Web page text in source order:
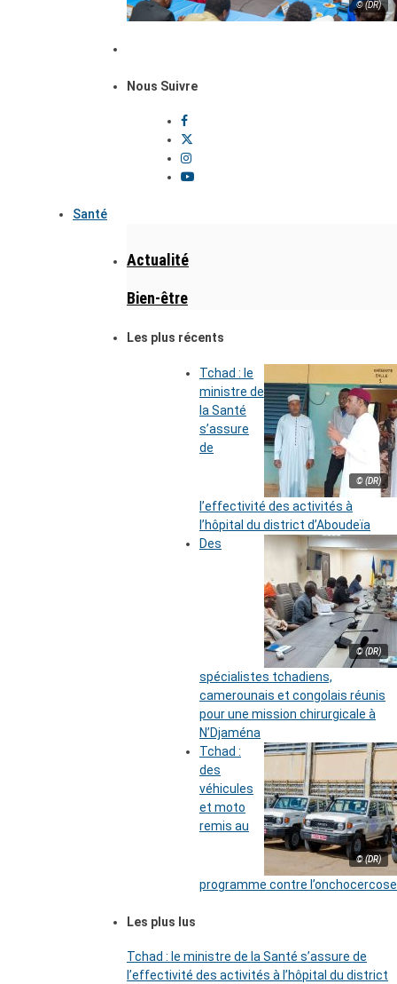
© (DR)
Nous Suivre
Santé
Actualité
Bien-être
Les plus récents
© (DR)
Tchad : le
ministre de
la Santé
s’assure
de
l’effectivité des activités à
l’hôpital du district d’Aboudeïa
© (DR)
Des
spécialistes tchadiens,
camerounais et congolais réunis
pour une mission chirurgicale à
N’Djaména
© (DR)
Tchad :
des
véhicules
et moto
remis au
programme contre l’onchocercose
Les plus lus
Tchad : le ministre de la Santé s’assure de
l’effectivité des activités à l’hôpital du district